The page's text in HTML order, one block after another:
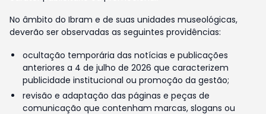
No âmbito do Ibram e de suas unidades museológicas,
deverão ser observadas as seguintes providências:
ocultação temporária das notícias e publicações
anteriores a 4 de julho de 2026 que caracterizem
publicidade institucional ou promoção da gestão;
revisão e adaptação das páginas e peças de
comunicação que contenham marcas, slogans ou